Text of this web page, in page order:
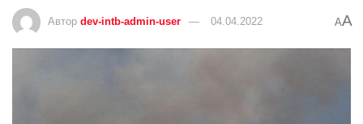
Автор dev-intb-admin-user 04.04.2022 AA